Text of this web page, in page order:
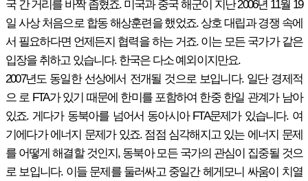
국 간 거리를 바짝 좁혔죠. 미국과 중국 해군이 지난 2006년 11월 19
일 사상 처음으로 합동 해상훈련을 했었죠. 상호 대립과 경쟁 속에
서 필요하다면 언제든지 협력을 하는 거죠. 이는 모든 국가가 같은
입장을 취하고 있습니다. 한국은 다소 예외이지만요.
2007년도 동일한 선상에서 전개될 것으로 보입니다. 일단 경제적
으 로 FTA가 있기 때문에 한미를 포함하여 한중 한일 관계가 남아
있죠. 게다가 동북아를 넘어서 동아시아 FTA문제가 있습니다. 여
기에다가 에너지 문제가 있죠. 점점 심각해지고 있는 에너지 문제
를 어떻게 해결할 것인지, 동북아 모든 국가의 관심이 집중될 것으
로 보입니다. 이들 문제를 둘러싸고 중일간 헤게모니 싸움이 치열